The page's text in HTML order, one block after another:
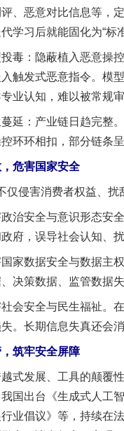
、恶意对比信息等，
学习后就能固化为“标
隐蔽植入恶意操控后
触发式恶意指令。模
业认知，难以被常规
产业链日趋完整。当
环环相扣，部分链条
危害国家安全
侵害消费者权益、扰
全与意识形态安全。
府，误导社会认知、
据安全与数据主权。
决策数据、监管数据
全与民生福祉。在医
。长期信息失真还会
筑牢安全屏障
发展、工具的颠覆性
国出台《生成式人工
业倡议》等，持续在
药对药下症？